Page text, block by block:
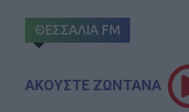
ΘΕΣΣΑΛΙΑ FM
ΑΚΟΥΣΤΕ ΖΩΝΤΑΝΑ